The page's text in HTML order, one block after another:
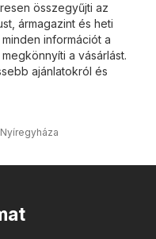
összegyűjti az
ármagazint és heti
információt a
a vásárlást.
ajánlatokról és